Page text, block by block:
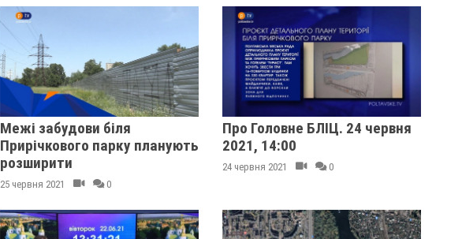
Межі забудови біля
Прирічкового парку планують
розширити
25 червня 2021 0
Про Головне БЛІЦ. 24 червня
2021, 14:00
24 червня 2021 0